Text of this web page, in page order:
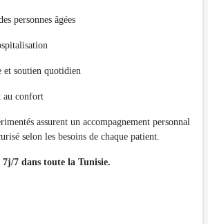
personnes âgées
et soutien quotidien
au confort
assurent un accompagnement personnal
selon les besoins de chaque patient.
7 dans toute la Tunisie.